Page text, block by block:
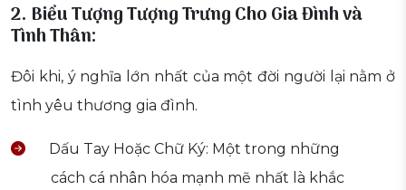
2. Biểu Tượng Tượng Trưng Cho Gia Đình và
Tình Thân:
Đôi khi, ý nghĩa lớn nhất của một đời người lại nằm ở
tình yêu thương gia đình.
Dấu Tay Hoặc Chữ Ký: Một trong những
cách cá nhân hóa mạnh mẽ nhất là khắc